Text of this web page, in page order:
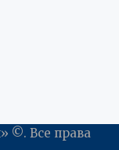
©. Все права